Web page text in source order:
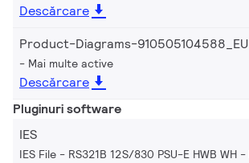
Descărcare
Product-Diagrams-910505104588_EU
Mai multe active
Descărcare
Pluginuri software
IES
IES File - RS321B 12S/830 PSU-E HWB WH